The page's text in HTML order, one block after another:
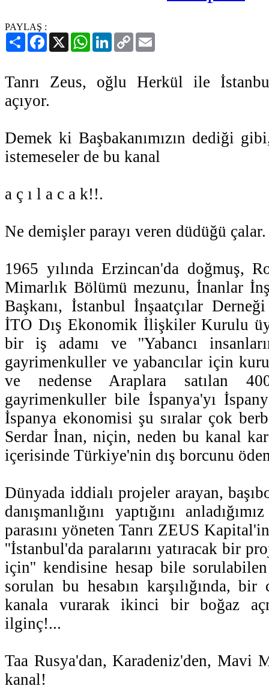
PAYLAŞ :
PaylaşFacebook
X WhatsAppLinkedIn
Copy
Link
Tanrı Zeus, oğlu Herkül ile
açıyor.
Demek ki Başbakanımızın dediği
istemeseler de bu kanal
a ç ı l a c a k!!.
Ne demişler parayı veren düdüğü çalar.
1965 yılında Erzincan'da doğmuş,
Mimarlık Bölümü mezunu, İnanlar
Başkanı, İstanbul İnşaatçılar Derneği
İTO Dış Ekonomik İlişkiler Kurulu
bir iş adamı ve ''Yabancı
gayrimenkuller ve yabancılar için
ve nedense Araplara satılan
gayrimenkuller bile İspanya'yı
İspanya ekonomisi şu sıralar çok
Serdar İnan, niçin, neden bu kanal
içerisinde Türkiye'nin dış borcunu
Dünyada iddialı projeler arayan,
danışmanlığını yaptığını
parasını yöneten Tanrı ZEUS
''İstanbul'da paralarını yatıracak bir
için'' kendisine hesap bile sorulabilen
sorulan bu hesabın karşılığında,
kanala vurarak ikinci bir boğaz
ilginç!...
Taa Rusya'dan, Karadeniz'den, Mavi
kanal!